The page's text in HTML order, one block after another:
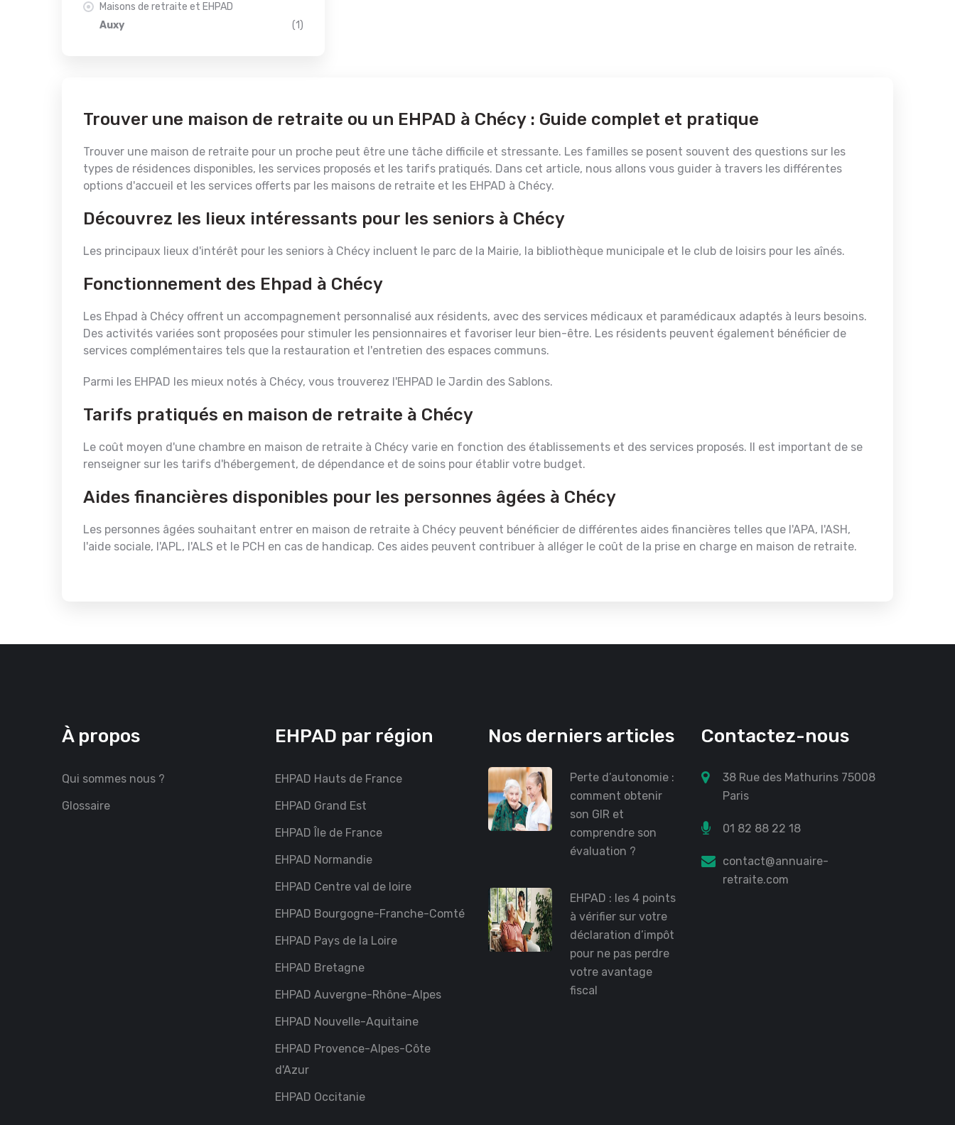
Maisons de retraite et EHPAD
Auxy
(1)
Trouver une maison de retraite ou un EHPAD à Chécy : Guide complet et pratique
Trouver une maison de retraite pour un proche peut être une tâche difficile et stressante. Les familles se posent souvent des questions sur les
types de résidences disponibles, les services proposés et les tarifs pratiqués. Dans cet article, nous allons vous guider à travers les différentes
options d'accueil et les services offerts par les maisons de retraite et les EHPAD à Chécy.
Découvrez les lieux intéressants pour les seniors à Chécy
Les principaux lieux d'intérêt pour les seniors à Chécy incluent le parc de la Mairie, la bibliothèque municipale et le club de loisirs pour les aînés.
Fonctionnement des Ehpad à Chécy
Les Ehpad à Chécy offrent un accompagnement personnalisé aux résidents, avec des services médicaux et paramédicaux adaptés à leurs besoins.
Des activités variées sont proposées pour stimuler les pensionnaires et favoriser leur bien-être. Les résidents peuvent également bénéficier de
services complémentaires tels que la restauration et l'entretien des espaces communs.
Parmi les EHPAD les mieux notés à Chécy, vous trouverez l'EHPAD le Jardin des Sablons.
Tarifs pratiqués en maison de retraite à Chécy
Le coût moyen d'une chambre en maison de retraite à Chécy varie en fonction des établissements et des services proposés. Il est important de se
renseigner sur les tarifs d'hébergement, de dépendance et de soins pour établir votre budget.
Aides financières disponibles pour les personnes âgées à Chécy
Les personnes âgées souhaitant entrer en maison de retraite à Chécy peuvent bénéficier de différentes aides financières telles que l'APA, l'ASH,
l'aide sociale, l'APL, l'ALS et le PCH en cas de handicap. Ces aides peuvent contribuer à alléger le coût de la prise en charge en maison de retraite.
À propos
Qui sommes nous ?
Glossaire
EHPAD par région
EHPAD Hauts de France
EHPAD Grand Est
EHPAD Île de France
EHPAD Normandie
EHPAD Centre val de loire
EHPAD Bourgogne-Franche-Comté
EHPAD Pays de la Loire
EHPAD Bretagne
EHPAD Auvergne-Rhône-Alpes
EHPAD Nouvelle-Aquitaine
EHPAD Provence-Alpes-Côte
d'Azur
EHPAD Occitanie
Nos derniers articles
Perte d’autonomie :
comment obtenir
son GIR et
comprendre son
évaluation ?
EHPAD : les 4 points
à vérifier sur votre
déclaration d’impôt
pour ne pas perdre
votre avantage
fiscal
Contactez-nous
38 Rue des Mathurins 75008
Paris
01 82 88 22 18
contact@annuaire-
retraite.com